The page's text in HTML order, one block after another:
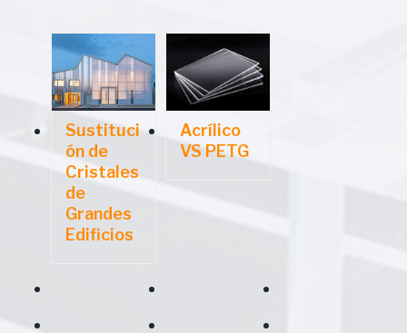
Sustituci
ón de
Cristales
de
Grandes
Edificios
Acrílico
VS PETG